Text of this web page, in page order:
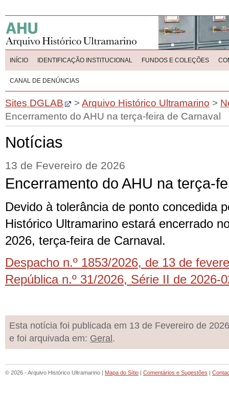
INÍCIO IDENTIFICAÇÃO INSTITUCIONAL FUNDOS E COLEÇÕES
CANAL DE DENÚNCIAS
Sites DGLAB >Arquivo Histórico Ultramarino >
Encerramento do AHU na terça-feira de Carnaval
Notícias
13 de Fevereiro de 2026
Encerramento do AHU na terça-
Devido à tolerância de ponto concedida
Histórico Ultramarino estará encerrado
2026, terça-feira de Carnaval.
Despacho n.º 1853/2026, de 13 de
República n.º 31/2026, Série II de 2026-
Esta notícia foi publicada em 13 de Fevereiro de 2026
e foi arquivada em: Geral .
© 2026 - Arquivo Histórico Ultramarino | Mapa do Sítio | Comentários e Sugestões |